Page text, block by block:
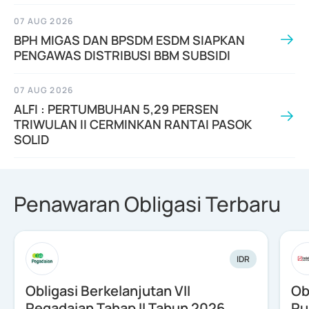
07 AUG 2026
BPH MIGAS DAN BPSDM ESDM SIAPKAN
PENGAWAS DISTRIBUSI BBM SUBSIDI
07 AUG 2026
ALFI : PERTUMBUHAN 5,29 PERSEN
TRIWULAN II CERMINKAN RANTAI PASOK
SOLID
Penawaran Obligasi Terbaru
IDR
Obligasi Berkelanjutan VII